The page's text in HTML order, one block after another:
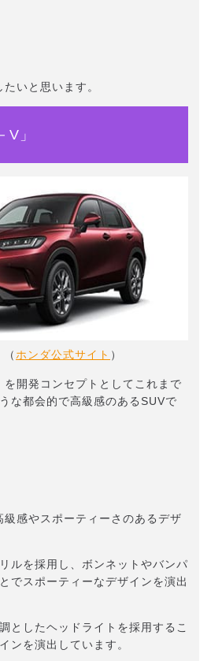
いと思います。
V」
ホンダ公式サイト ）
開発コンセプトとしてこれまで
な都会的で高級感のあるSUVで
感やスポーティーさのあるデザ
ルを採用し、ボンネットやバンパ
でスポーティーなデザインを演出
としたヘッドライトを採用するこ
ンを演出しています。